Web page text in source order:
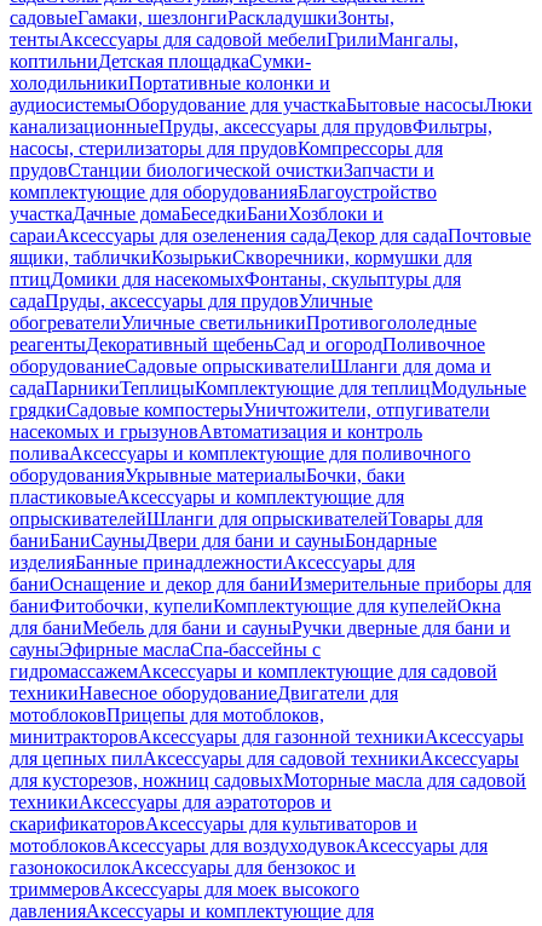
садовыеГамаки, шезлонгиРаскладушкиЗонты,
тентыАксессуары для садовой мебелиГрилиМангалы,
коптильниДетская площадкаСумки-
холодильникиПортативные колонки и
аудиосистемыОборудование для участкаБытовые насосыЛюки
канализационныеПруды, аксессуары для прудовФильтры,
насосы, стерилизаторы для прудовКомпрессоры для
прудовСтанции биологической очисткиЗапчасти и
комплектующие для оборудованияБлагоустройство
участкаДачные домаБеседкиБаниХозблоки и
сараиАксессуары для озеленения садаДекор для садаПочтовые
ящики, табличкиКозырькиСкворечники, кормушки для
птицДомики для насекомыхФонтаны, скульптуры для
садаПруды, аксессуары для прудовУличные
обогревателиУличные светильникиПротивогололедные
реагентыДекоративный щебеньСад и огородПоливочное
оборудованиеСадовые опрыскивателиШланги для дома и
садаПарникиТеплицыКомплектующие для теплицМодульные
грядкиСадовые компостерыУничтожители, отпугиватели
насекомых и грызуновАвтоматизация и контроль
поливаАксессуары и комплектующие для поливочного
оборудованияУкрывные материалыБочки, баки
пластиковыеАксессуары и комплектующие для
опрыскивателейШланги для опрыскивателейТовары для
баниБаниСауныДвери для бани и сауныБондарные
изделияБанные принадлежностиАксессуары для
баниОснащение и декор для баниИзмерительные приборы для
баниФитобочки, купелиКомплектующие для купелейОкна
для баниМебель для бани и сауныРучки дверные для бани и
сауныЭфирные маслаСпа-бассейны с
гидромассажемАксессуары и комплектующие для садовой
техникиНавесное оборудованиеДвигатели для
мотоблоковПрицепы для мотоблоков,
минитракторовАксессуары для газонной техникиАксессуары
для цепных пилАксессуары для садовой техникиАксессуары
для кусторезов, ножниц садовыхМоторные масла для садовой
техникиАксессуары для аэратоторов и
скарификаторовАксессуары для культиваторов и
мотоблоковАксессуары для воздуходувокАксессуары для
газонокосилокАксессуары для бензокос и
триммеровАксессуары для моек высокого
давленияАксессуары и комплектующие для